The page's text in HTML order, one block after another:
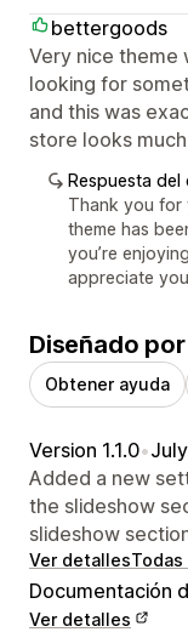
bettergoods
Very nice theme
looking for
and this was
store looks
Respuesta del
Thank you for
theme has
you’re
appreciate
Diseñado por
Obtener ayuda
Version 1.1.0•
Added a new
the slideshow
slideshow
Ver detalles
Documentación
Ver detalles